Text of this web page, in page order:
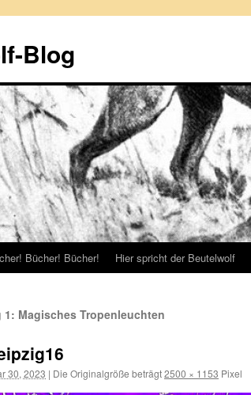
Blog
Bücher! Bücher! Hier spricht der Beutelwolf
1: Magisches Tropenleuchten
30, 2023 | Die Originalgröße beträgt2500 × 1153 Pixel